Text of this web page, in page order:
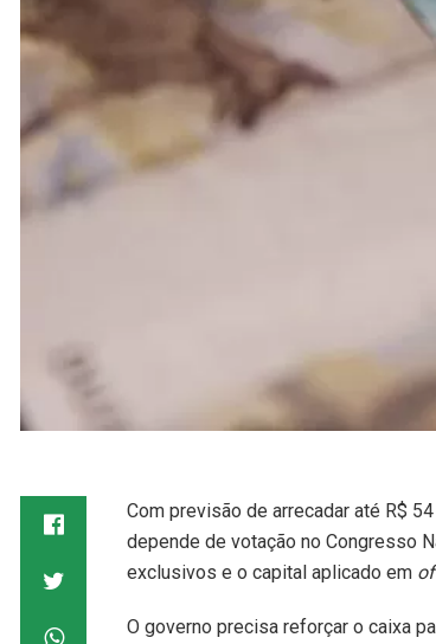
Com previsão de arrecadar até R$
depende de votação no Congresso
exclusivos e o capital aplicado em
O governo precisa reforçar o caixa